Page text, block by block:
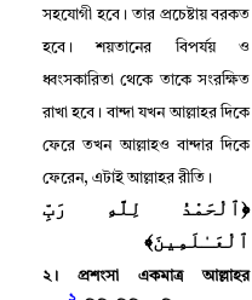
সহযোগী হবে।তার প্রচেষ্টায় বরকত
হবে । শয়তানের বিপর্যয় ও
ধ্বংসকারিতা থেকে তাকে সংরক্ষিত
রাখা হবে । বান্দা যখন আল্লাহর দিকে
ফেরে তখন আল্লাহও বান্দার দিকে
ফেরেন, এটাই আল্লাহর রীতি ।
﴿ٱلْحَمْدُ لِلَّهِ رَبِّ
ٱلْعَـٰلَمِينَ﴾
২।প্রশংসা একমাত্র আল্লাহর